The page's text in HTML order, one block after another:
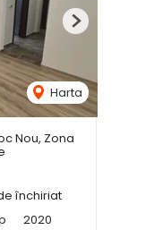
Harta
Next
Nou, Zona
închiriat
2020